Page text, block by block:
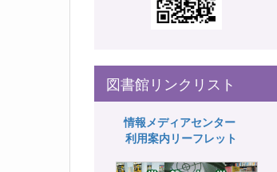
図書館リンクリスト
情報メディアセンター
利用案内リーフレット